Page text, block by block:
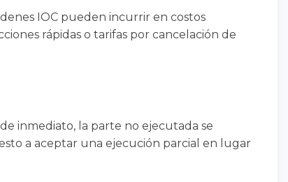
IOC pueden incurrir en costos
rápidas o tarifas por cancelación de
inmediato, la parte no ejecutada se
a aceptar una ejecución parcial en lugar